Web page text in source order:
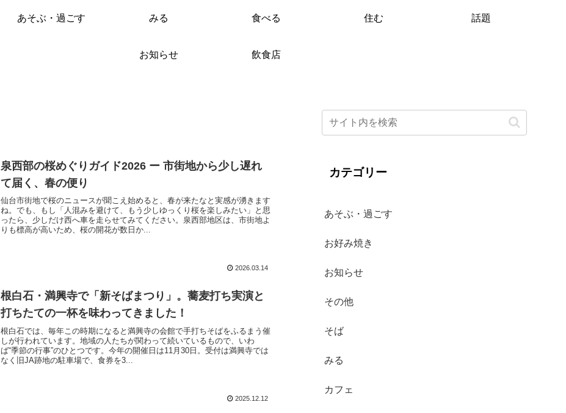
あそぶ・過ごす みる 食べる 住む 話題
お知らせ 飲食店
泉西部の桜めぐりガイド2026 ー 市街地から少し遅れ
て届く、春の便り
仙台市街地で桜のニュースが聞こえ始めると、春が来たなと実感が湧きます
ね。でも、もし「人混みを避けて、もう少しゆっくり桜を楽しみたい」と思
ったら、少しだけ西へ車を走らせてみてください。泉西部地区は、市街地よ
りも標高が高いため、桜の開花が数日か...
2026.03.14
根白石・満興寺で「新そばまつり」。蕎麦打ち実演と
打ちたての一杯を味わってきました！
根白石では、毎年この時期になると満興寺の会館で手打ちそばをふるまう催
しが行われています。地域の人たちが関わって続いているもので、いわ
ば“季節の行事”のひとつです。今年の開催日は11月30日。受付は満興寺では
なく旧JA跡地の駐車場で、食券を3...
2025.12.12
カテゴリー
あそぶ・過ごす
お好み焼き
お知らせ
その他
そば
みる
カフェ